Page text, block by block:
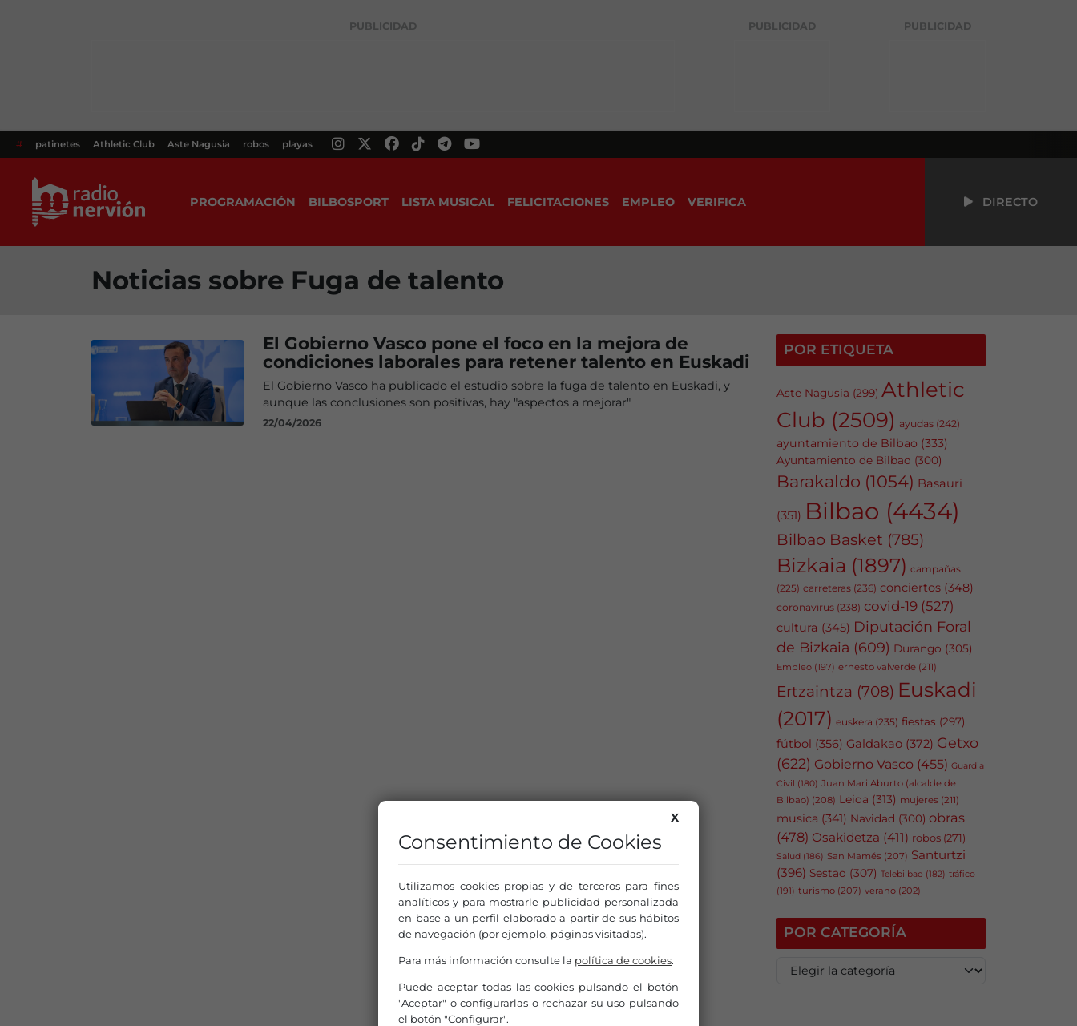
PUBLICIDAD PUBLICIDAD PUBLICIDAD
# patinetes Athletic Club Aste Nagusia robos playas
PROGRAMACIÓN BILBOSPORT LISTA MUSICAL FELICITACIONES EMPLEO VERIFICA DIRECTO
Noticias sobre Fuga de talento
El Gobierno Vasco pone el foco en la mejora de
condiciones laborales para retener talento en Euskadi
El Gobierno Vasco ha publicado el estudio sobre la fuga de talento en Euskadi, y
aunque las conclusiones son positivas, hay "aspectos a mejorar"
22/04/2026
POR ETIQUETA
Aste Nagusia (299) Athletic
Club (2509) ayudas (242)
ayuntamiento de Bilbao (333)
Ayuntamiento de Bilbao (300)
Barakaldo (1054) Basauri
(351) Bilbao (4434)
Bilbao Basket (785)
Bizkaia (1897) campañas
(225) carreteras (236) conciertos (348)
coronavirus (238) covid-19 (527)
cultura (345) Diputación Foral
de Bizkaia (609) Durango (305)
Empleo (197) ernesto valverde (211)
Ertzaintza (708) Euskadi
(2017) euskera (235) fiestas (297)
fútbol (356) Galdakao (372) Getxo
(622) Gobierno Vasco (455) Guardia
Civil (180) Juan Mari Aburto (alcalde de
Bilbao) (208) Leioa (313) mujeres (211)
musica (341) Navidad (300) obras
(478) Osakidetza (411) robos (271)
Salud (186) San Mamés (207) Santurtzi
(396) Sestao (307) Telebilbao (182) tráfico
(191) turismo (207) verano (202)
POR CATEGORÍA
X
Consentimiento de Cookies
Utilizamos cookies propias y de terceros para fines
analíticos y para mostrarle publicidad personalizada
en base a un perfil elaborado a partir de sus hábitos
de navegación (por ejemplo, páginas visitadas).
Para más información consulte la política de cookies.
Puede aceptar todas las cookies pulsando el botón
"Aceptar" o configurarlas o rechazar su uso pulsando
el botón "Configurar".